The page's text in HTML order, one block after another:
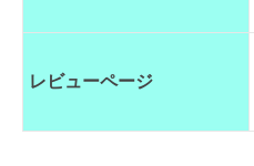
レビューページ